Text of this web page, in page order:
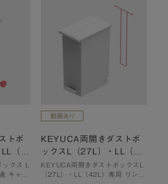
トボ
（4
替え
クス L
キャス
KEYUCA両開きダストボ
ックスL（27L）・LL（42
L）専用 リンク金具 替え
パーツ
KEYUCA両開きダストボックスL
（27L）・LL（42L）専用 リンク